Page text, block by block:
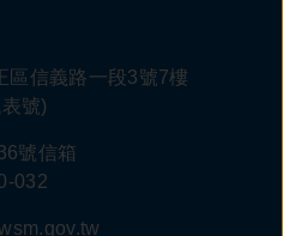
區信義路一段3號7樓
號)
號信箱
032